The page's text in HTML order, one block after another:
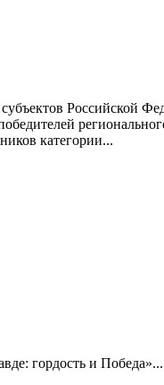
Российской
категории...
гордость и Победа»...